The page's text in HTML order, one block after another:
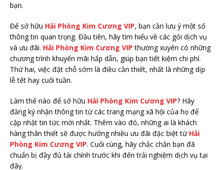
bạn.
Để sở hữu Hải Phòng Kim Cương VIP, bạn cần lưu ý một số
thông tin quan trọng. Đầu tiên, hãy tìm hiểu về các gói dịch vụ
và ưu đãi. Hải Phòng Kim Cương VIP thường xuyên có những
chương trình khuyến mãi hấp dẫn, giúp bạn tiết kiệm chi phí.
Thứ hai, việc đặt chỗ sớm là điều cần thiết, nhất là những dịp
lễ tết hay cuối tuần.
Làm thế nào để sở hữu Hải Phòng Kim Cương VIP? Hãy
đăng ký nhận thông tin từ các trang mạng xã hội của họ để
cập nhật tin tức mới nhất. Thêm vào đó, những ai là khách
hàng thân thiết sẽ được hưởng nhiều ưu đãi đặc biệt từ Hải
Phòng Kim Cương VIP. Cuối cùng, hãy chắc chắn bạn đã
chuẩn bị đầy đủ tài chính trước khi đến trải nghiệm dịch vụ tại
đây.